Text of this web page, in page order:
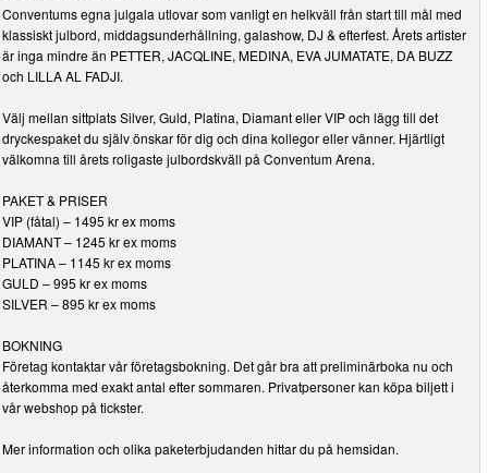
Conventums egna julgala utlovar som vanligt en helkväll från start till mål med
klassiskt julbord, middagsunderhållning, galashow, DJ & efterfest. Årets artister
är inga mindre än PETTER, JACQLINE, MEDINA, EVA JUMATATE, DA BUZZ
och LILLA AL FADJI.
Välj mellan sittplats Silver, Guld, Platina, Diamant eller VIP och lägg till det
dryckespaket du själv önskar för dig och dina kollegor eller vänner. Hjärtligt
välkomna till årets roligaste julbordskväll på Conventum Arena.
PAKET & PRISER
VIP (fåtal) – 1495 kr ex moms
DIAMANT – 1245 kr ex moms
PLATINA – 1145 kr ex moms
GULD – 995 kr ex moms
SILVER – 895 kr ex moms
BOKNING
Företag kontaktar vår företagsbokning. Det går bra att preliminärboka nu och
återkomma med exakt antal efter sommaren. Privatpersoner kan köpa biljett i
vår webshop på tickster.
Mer information och olika paketerbjudanden hittar du på hemsidan.